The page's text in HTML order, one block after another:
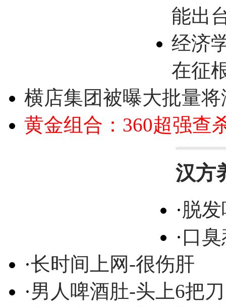
能出
经济
在征
横店集团被曝大批量
黄金组合：360超强查
汉方
·脱
·口
·长时间上网-很伤肝
·男人啤酒肚-头上6把刀